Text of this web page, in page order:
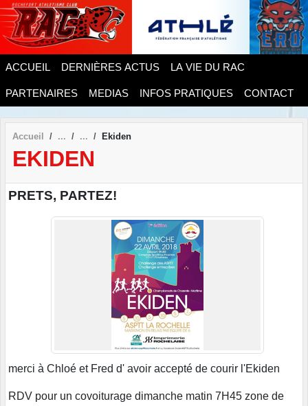
ACCUEIL DERNIÈRES ACTUS LA VIE DU RAC
PARTENAIRES MEDIAS INFOS PRATIQUES CONTACT
Accueil Ekiden
EKIDEN
PRETS, PARTEZ!
merci à Chloé et Fred d' avoir accepté de courir l'Ekiden
RDV pour un covoiturage dimanche matin 7H45 zone de
Panneau de gestion des cookies